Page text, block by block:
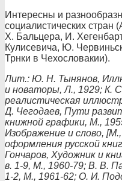
Интересны и
социалистических стран
X. Бальцера, И.
Кулисевича, Ю.
Трнки в Чехословакии).
Лит.: Ю. Н. Тынянов,
и новаторы, Л., 1929; К.
реалистическая
Д. Чегодаев, Пути
книжной графики, М.,
Изображение и слово,
оформления русской
Гончаров, Художник и
в. 1-9, М., 1960-79; В. В.
1-2, М., 1961-62; О. И.